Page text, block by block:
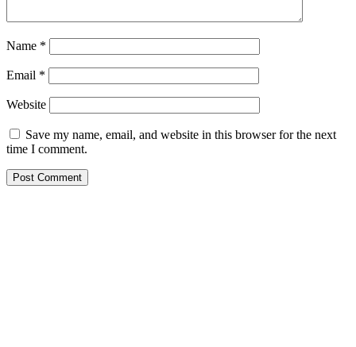
Name *
Email *
Website
Save my name, email, and website in this browser for the next
time I comment.